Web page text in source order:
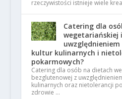
rzeczywistości istnieje wiele
Catering dla
wegetariańskiej
kultur kulinarnych i
pokarmowych?
Catering dla osób na dietach
bezglutenowej z
kulinarnych oraz nietolerancji
zdrowie …